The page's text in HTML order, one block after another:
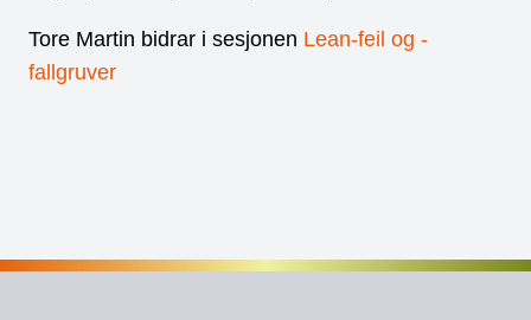
Tore Martin bidrar i sesjonen Lean-feil og -
fallgruver